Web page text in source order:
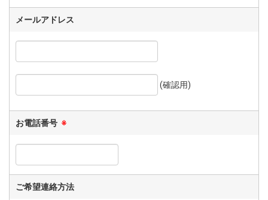
メールアドレス
(確認用)
お電話番号 ※
ご希望連絡方法